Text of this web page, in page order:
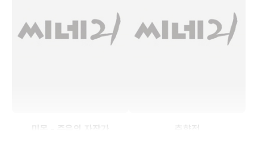
미몽 - 죽음의 자장가 춘향전